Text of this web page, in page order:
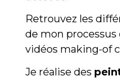
Retrouvez les
de mon processus
vidéos making-of
Je réalise des